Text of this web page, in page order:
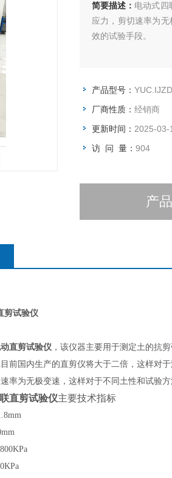
简要描述： 电动式四
应力，剪切速率为
效的试验手段。
产品型号：
厂商性质： 经销商
更新时间： 2025-03-
访 问 量： 904
产
剪试验仪
直剪试验仪 ，该仪器主要用于测定土的抗
前国内生产的直剪仪将大于二倍，这样对
率为无极变速，这样对于不同土性和试验方
直剪试验仪主要技术指标